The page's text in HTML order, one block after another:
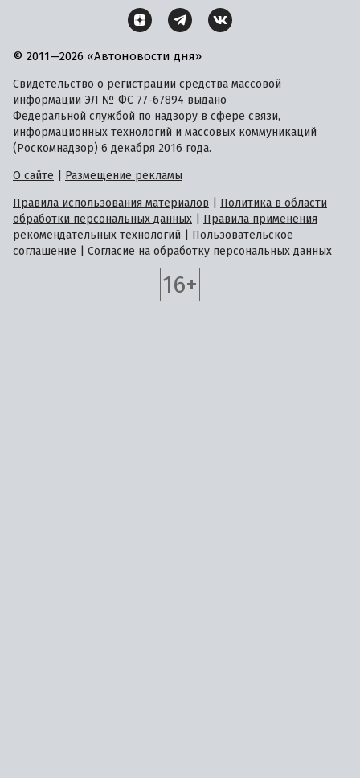
© 2011—2026 «Автоновости дня»
Свидетельство о регистрации средства массовой
информации ЭЛ № ФС 77-67894 выдано
Федеральной службой по надзору в сфере связи,
информационных технологий и массовых коммуникаций
(Роскомнадзор) 6 декабря 2016 года.
О сайте
Размещение рекламы
Правила использования материалов
Политика в области
обработки персональных данных
Правила применения
рекомендательных технологий
Пользовательское
соглашение
Согласие на обработку персональных данных
16+